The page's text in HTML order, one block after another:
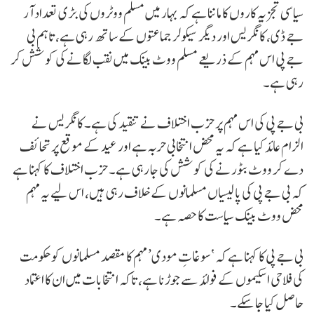
سیاسی تجزیہ کاروں کا ماننا ہے کہ بہار میں مسلم ووٹروں کی بڑی تعداد آر
جے ڈی، کانگریس اور دیگر سیکولر جماعتوں کے ساتھ رہی ہے، تاہم بی
جے پی اس مہم کے ذریعے مسلم ووٹ بینک میں نقب لگانے کی کوشش کر
رہی ہے۔
بی جے پی کی اس مہم پر حزب اختلاف نے تنقید کی ہے۔ کانگریس نے
الزام عائد کیا ہے کہ یہ محض انتخابی حربہ ہے اور عید کے موقع پر تحائف
دے کر ووٹ بٹورنے کی کوشش کی جا رہی ہے۔ حزب اختلاف کا کہنا ہے
کہ بی جے پی کی پالیسیاں مسلمانوں کے خلاف رہی ہیں، اس لیے یہ مہم
محض ووٹ بینک سیاست کا حصہ ہے۔
بی جے پی کا کہنا ہے کہ ‘سوغاتِ مودی’ مہم کا مقصد مسلمانوں کو حکومت
کی فلاحی اسکیموں کے فوائد سے جوڑنا ہے، تاکہ انتخابات میں ان کا اعتماد
حاصل کیا جا سکے۔